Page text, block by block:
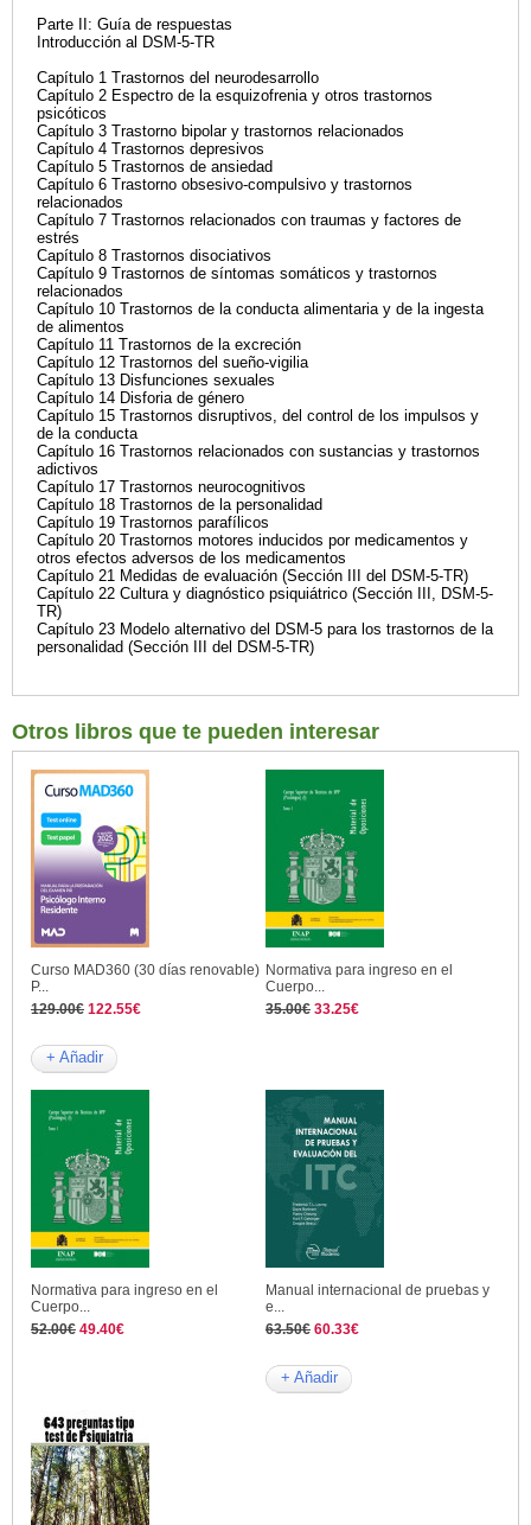
Parte II: Guía de respuestas
Introducción al DSM-5-TR
Capítulo 1 Trastornos del neurodesarrollo
Capítulo 2 Espectro de la esquizofrenia y otros trastornos
psicóticos
Capítulo 3 Trastorno bipolar y trastornos relacionados
Capítulo 4 Trastornos depresivos
Capítulo 5 Trastornos de ansiedad
Capítulo 6 Trastorno obsesivo-compulsivo y trastornos
relacionados
Capítulo 7 Trastornos relacionados con traumas y factores de
estrés
Capítulo 8 Trastornos disociativos
Capítulo 9 Trastornos de síntomas somáticos y trastornos
relacionados
Capítulo 10 Trastornos de la conducta alimentaria y de la ingesta
de alimentos
Capítulo 11 Trastornos de la excreción
Capítulo 12 Trastornos del sueño-vigilia
Capítulo 13 Disfunciones sexuales
Capítulo 14 Disforia de género
Capítulo 15 Trastornos disruptivos, del control de los impulsos y
de la conducta
Capítulo 16 Trastornos relacionados con sustancias y trastornos
adictivos
Capítulo 17 Trastornos neurocognitivos
Capítulo 18 Trastornos de la personalidad
Capítulo 19 Trastornos parafílicos
Capítulo 20 Trastornos motores inducidos por medicamentos y
otros efectos adversos de los medicamentos
Capítulo 21 Medidas de evaluación (Sección III del DSM-5-TR)
Capítulo 22 Cultura y diagnóstico psiquiátrico (Sección III, DSM-5-
TR)
Capítulo 23 Modelo alternativo del DSM-5 para los trastornos de la
personalidad (Sección III del DSM-5-TR)
Otros libros que te pueden interesar
Curso MAD360 (30 días renovable)
P...
129.00€ 122.55€
+ Añadir
Normativa para ingreso en el
Cuerpo...
35.00€ 33.25€
Normativa para ingreso en el
Cuerpo...
52.00€ 49.40€
Manual internacional de pruebas y
e...
63.50€ 60.33€
+ Añadir